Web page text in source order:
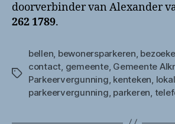
doorverbinder van Alexander
262 1789.
Tags
bellen, bewonersparkeren,
contact, gemeente, Gemeente
Parkeervergunning, kenteken,
parkeervergunning, parkeren,